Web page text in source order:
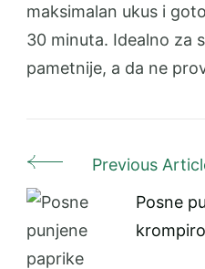
maksimalan ukus i
30 minuta. Idealno za
pametnije, a da ne
Post
Navigation
Previous
Posne